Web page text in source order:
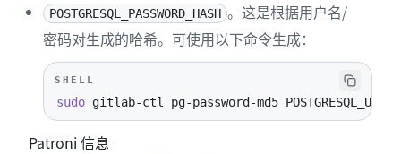
POSTGRESQL_PASSWORD_HASH 。这是根据用户名/
密码对生成的哈希。可使用以下命令生成：
SHELL
sudo gitlab-ctl pg-password-md5
Patroni 信息